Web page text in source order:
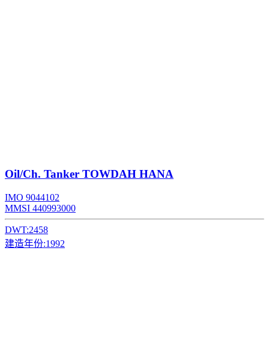
Oil/Ch. Tanker TOWDAH HANA
IMO 9044102
MMSI 440993000
DWT:2458
建造年份:1992